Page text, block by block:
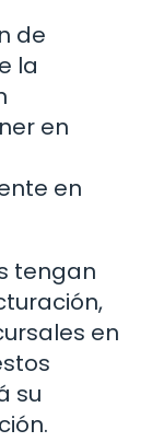
de
la
en
en
tengan
en
su